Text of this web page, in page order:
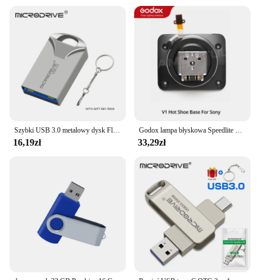
Szybki USB 3.0 metalowy dysk Flash 16GB 32GB 64GB 128GB Pendrive wodoodporny napęd usb Pen Mini Pendrive z breloczkiem
16,19zł
Godox lampa błyskowa Speedlite V1 V1C V1N V1S V1F V1O V1P Flash Hot Shoe wymienić akcesoria
33,29zł